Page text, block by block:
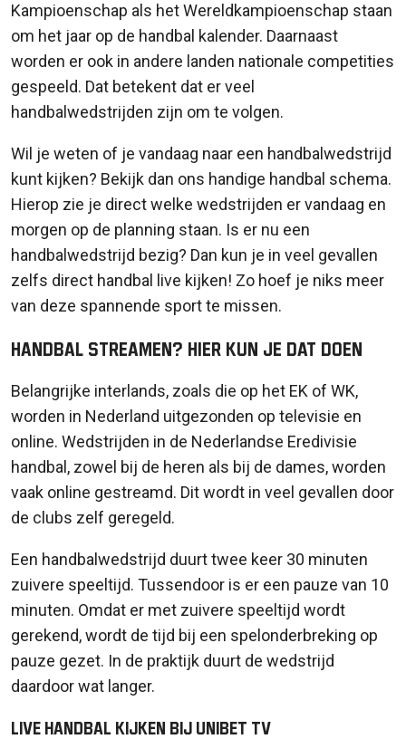
Kampioenschap als het Wereldkampioenschap staan
om het jaar op de handbal kalender. Daarnaast
worden er ook in andere landen nationale competities
gespeeld. Dat betekent dat er veel
handbalwedstrijden zijn om te volgen.
Wil je weten of je vandaag naar een handbalwedstrijd
kunt kijken? Bekijk dan ons handige handbal schema.
Hierop zie je direct welke wedstrijden er vandaag en
morgen op de planning staan. Is er nu een
handbalwedstrijd bezig? Dan kun je in veel gevallen
zelfs direct handbal live kijken! Zo hoef je niks meer
van deze spannende sport te missen.
Handbal streamen? Hier kun je dat doen
Belangrijke interlands, zoals die op het EK of WK,
worden in Nederland uitgezonden op televisie en
online. Wedstrijden in de Nederlandse Eredivisie
handbal, zowel bij de heren als bij de dames, worden
vaak online gestreamd. Dit wordt in veel gevallen door
de clubs zelf geregeld.
Een handbalwedstrijd duurt twee keer 30 minuten
zuivere speeltijd. Tussendoor is er een pauze van 10
minuten. Omdat er met zuivere speeltijd wordt
gerekend, wordt de tijd bij een spelonderbreking op
pauze gezet. In de praktijk duurt de wedstrijd
daardoor wat langer.
Live handbal kijken bij Unibet TV